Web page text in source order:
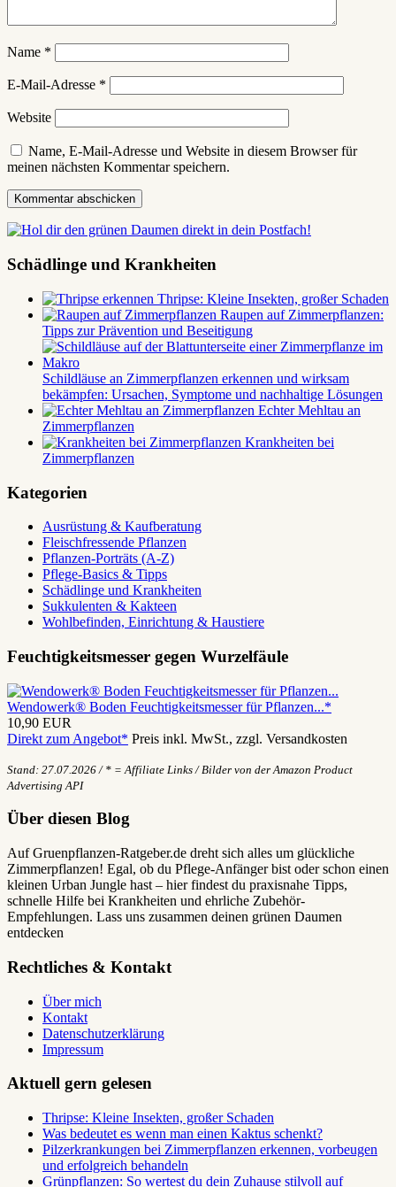
Name *
E-Mail-Adresse *
Website
Name, E-Mail-Adresse und Website in diesem Browser für
meinen nächsten Kommentar speichern.
Schädlinge und Krankheiten
Thripse: Kleine Insekten, großer Schaden
Raupen auf Zimmerpflanzen:
Tipps zur Prävention und Beseitigung
Schildläuse an Zimmerpflanzen erkennen und wirksam
bekämpfen: Ursachen, Symptome und nachhaltige Lösungen
Echter Mehltau an
Zimmerpflanzen
Krankheiten bei
Zimmerpflanzen
Kategorien
Ausrüstung & Kaufberatung
Fleischfressende Pflanzen
Pflanzen-Porträts (A-Z)
Pflege-Basics & Tipps
Schädlinge und Krankheiten
Sukkulenten & Kakteen
Wohlbefinden, Einrichtung & Haustiere
Feuchtigkeitsmesser gegen Wurzelfäule
Wendowerk® Boden Feuchtigkeitsmesser für Pflanzen...*
10,90 EUR
Direkt zum Angebot* Preis inkl. MwSt., zzgl. Versandkosten
Stand: 27.07.2026 / * = Affiliate Links / Bilder von der Amazon Product
Advertising API
Über diesen Blog
Auf Gruenpflanzen-Ratgeber.de dreht sich alles um glückliche
Zimmerpflanzen! Egal, ob du Pflege-Anfänger bist oder schon einen
kleinen Urban Jungle hast – hier findest du praxisnahe Tipps,
schnelle Hilfe bei Krankheiten und ehrliche Zubehör-
Empfehlungen. Lass uns zusammen deinen grünen Daumen
entdecken
Rechtliches & Kontakt
Über mich
Kontakt
Datenschutzerklärung
Impressum
Aktuell gern gelesen
Thripse: Kleine Insekten, großer Schaden
Was bedeutet es wenn man einen Kaktus schenkt?
Pilzerkrankungen bei Zimmerpflanzen erkennen, vorbeugen
und erfolgreich behandeln
Grünpflanzen: So wertest du dein Zuhause stilvoll auf